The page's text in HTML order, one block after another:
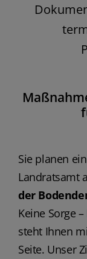
Sie planen
Landratsamt
der
Keine Sorge
steht Ihnen
Seite. Unser